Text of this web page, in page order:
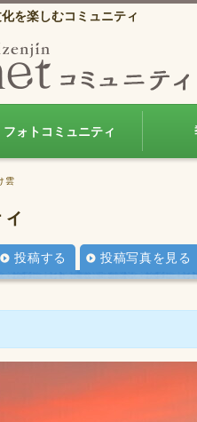
を楽しむコミュニティ
フォトコミュニティ
雲
投稿する 投稿写真を見る